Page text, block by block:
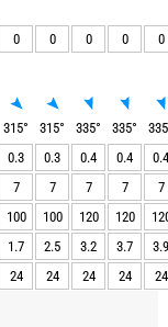
0 0 0 0 0
315° 315° 335° 335°
335
0.3 0.3 0.4 0.4
0.4
7 7 7 7
7
100 100 120 120
1.7 2.5 3.2 3.7
3.9
24 24 24 24 24